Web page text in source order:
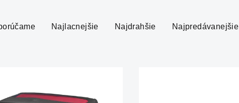
Najlacnejšie Najdrahšie Najpredávanejšie